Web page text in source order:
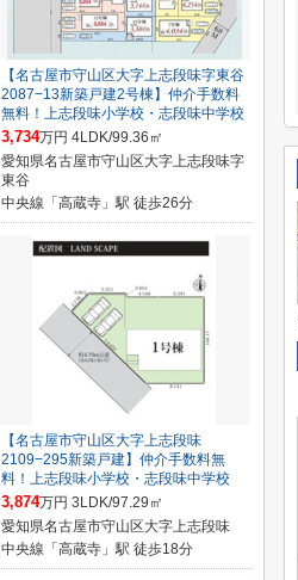
【名古屋市守山区大字上志段味字東谷
2087−13新築戸建2号棟】仲介手数料
無料！上志段味小学校・志段味中学校
3,734万円 4LDK/99.36㎡
愛知県名古屋市守山区大字上志段味字
東谷
中央線「高蔵寺」駅 徒歩26分
【名古屋市守山区大字上志段味
2109−295新築戸建】仲介手数料無
料！上志段味小学校・志段味中学校
3,874万円 3LDK/97.29㎡
愛知県名古屋市守山区大字上志段味
中央線「高蔵寺」駅 徒歩18分